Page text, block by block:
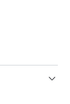
Belgia,
Niemcy,